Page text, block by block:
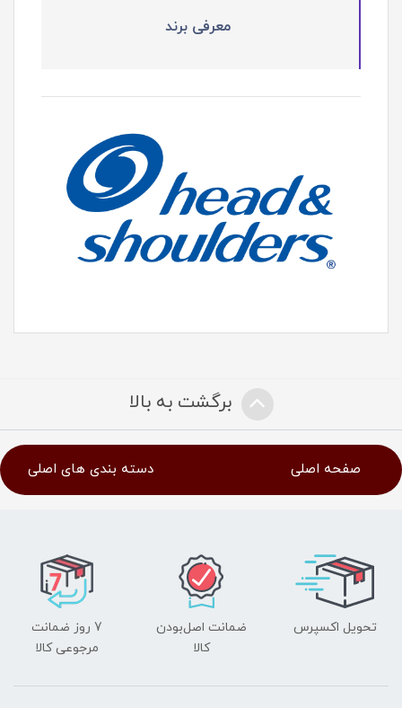
معرفی برند
برگشت به بالا
صفحه اصلی دسته بندی های اصلی
تحویل اکسپرس
ضمانت اصل‌بودن
کالا
7 روز ضمانت
مرجوعی کالا